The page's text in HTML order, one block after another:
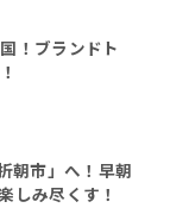
！ブランドト
朝市」へ！早朝
しみ尽くす！